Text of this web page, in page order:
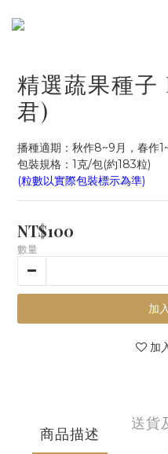
精選蔬果種子
君)
播種適期：秋作8~9月，春作
包裝規格：1克/包(約183粒)
(粒數以實際包裝標示為準)
NT$100
數量
加
加
商品描述
送貨